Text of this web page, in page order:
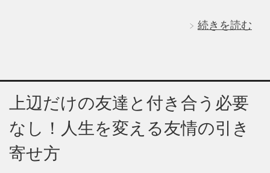
続きを読む
上辺だけの友達と付き合う必要
なし！人生を変える友情の引き
寄せ方